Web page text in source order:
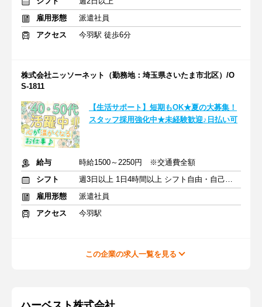
雇用形態
派遣社員
アクセス
今羽駅 徒歩6分
株式会社ニッソーネット（勤務地：埼玉県さいたま市北区）/O
S-1811
【生活サポート】短期もOK★夏の大募集！
スタッフ採用強化中★未経験歓迎♪日払い可
給与
時給1500～2250円 ※交通費全額
シフト
週3日以上 1日4時間以上 シフト自由・自己申告
雇用形態
派遣社員
アクセス
今羽駅
この企業の求人一覧を見る